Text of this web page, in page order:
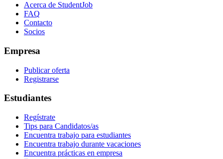
Acerca de StudentJob
FAQ
Contacto
Socios
Empresa
Publicar oferta
Registrarse
Estudiantes
Regístrate
Tips para Candidatos/as
Encuentra trabajo para estudiantes
Encuentra trabajo durante vacaciones
Encuentra prácticas en empresa